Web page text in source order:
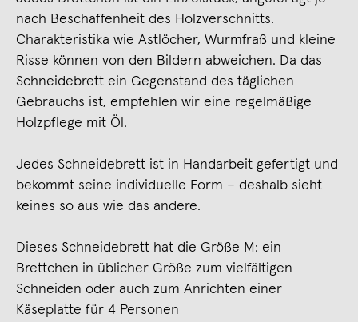
nach Beschaffenheit des Holzverschnitts.
Charakteristika wie Astlöcher, Wurmfraß und kleine
Risse können von den Bildern abweichen. Da das
Schneidebrett ein Gegenstand des täglichen
Gebrauchs ist, empfehlen wir eine regelmäßige
Holzpflege mit Öl.
Jedes Schneidebrett ist in Handarbeit gefertigt und
bekommt seine individuelle Form – deshalb sieht
keines so aus wie das andere.
Dieses Schneidebrett hat die Größe M: ein
Brettchen in üblicher Größe zum vielfältigen
Schneiden oder auch zum Anrichten einer
Käseplatte für 4 Personen